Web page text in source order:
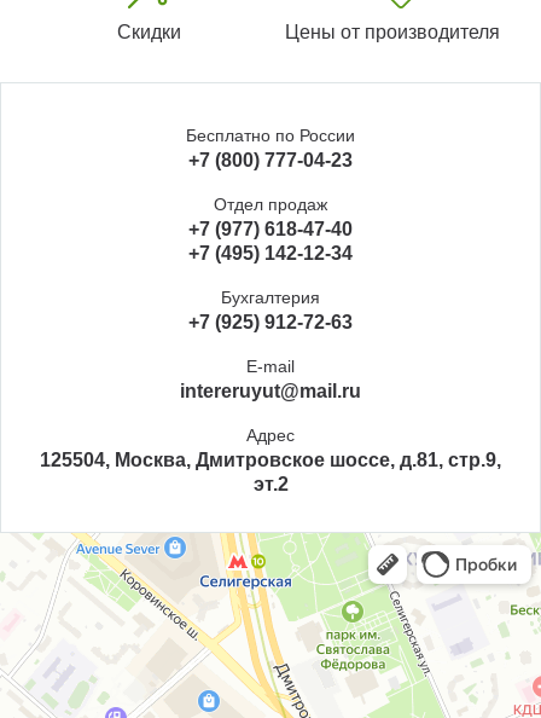
Скидки Цены от производителя
Бесплатно по России
+7 (800) 777-04-23
Отдел продаж
+7 (977) 618-47-40
+7 (495) 142-12-34
Бухгалтерия
+7 (925) 912-72-63
E-mail
intereruyut@mail.ru
Адрес
125504, Москва, Дмитровское шоссе, д.81, стр.9,
эт.2